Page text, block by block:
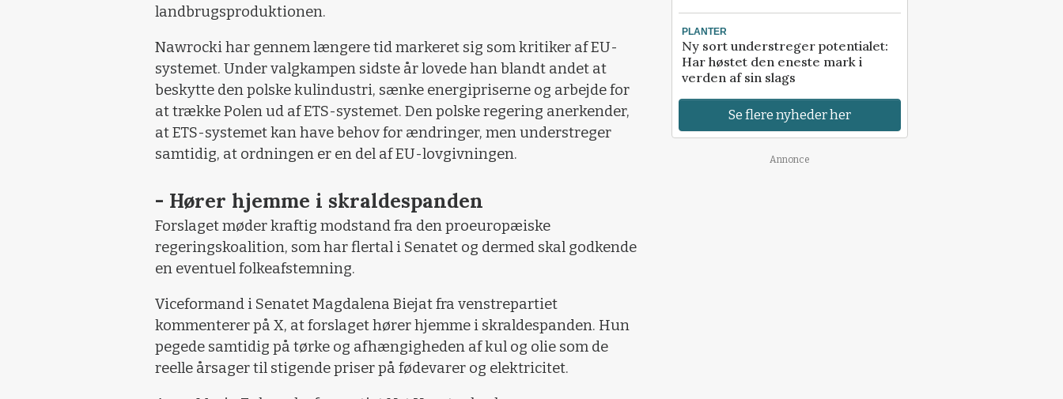
landbrugsproduktionen.
Nawrocki har gennem længere tid markeret sig som kritiker af EU-
systemet. Under valgkampen sidste år lovede han blandt andet at
beskytte den polske kulindustri, sænke energipriserne og arbejde for
at trække Polen ud af ETS-systemet. Den polske regering anerkender,
at ETS-systemet kan have behov for ændringer, men understreger
samtidig, at ordningen er en del af EU-lovgivningen.
- Hører hjemme i skraldespanden
Forslaget møder kraftig modstand fra den proeuropæiske
regeringskoalition, som har flertal i Senatet og dermed skal godkende
en eventuel folkeafstemning.
Viceformand i Senatet Magdalena Biejat fra venstrepartiet
kommenterer på X, at forslaget hører hjemme i skraldespanden. Hun
pegede samtidig på tørke og afhængigheden af kul og olie som de
reelle årsager til stigende priser på fødevarer og elektricitet.
PLANTER
Ny sort understreger potentialet:
Har høstet den eneste mark i
verden af sin slags
Se flere nyheder her
Annonce